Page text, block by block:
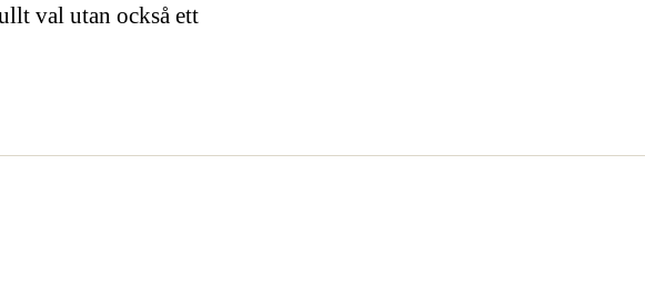
val utan också ett